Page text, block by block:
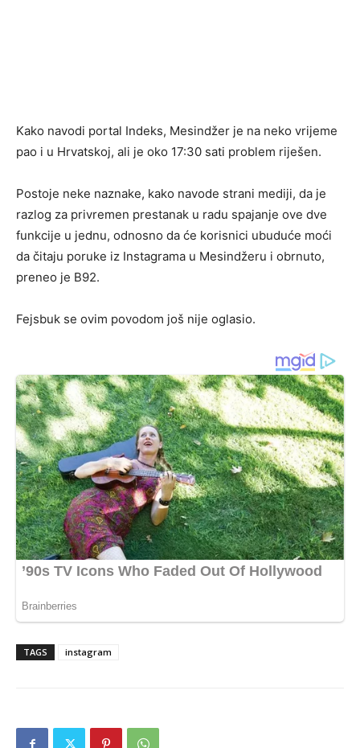
Kako navodi portal Indeks, Mesindžer je na neko vrijeme
pao i u Hrvatskoj, ali je oko 17:30 sati problem riješen.
Postoje neke naznake, kako navode strani mediji, da je
razlog za privremen prestanak u radu spajanje ove dve
funkcije u jednu, odnosno da će korisnici ubuduće moći
da čitaju poruke iz Instagrama u Mesindžeru i obrnuto,
preneo je B92.
Fejsbuk se ovim povodom još nije oglasio.
TAGS instagram